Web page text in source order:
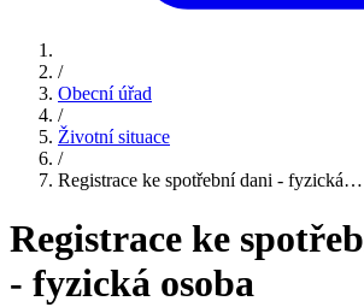
/
Obecní úřad
/
Životní situace
/
Registrace ke spotřební dani - fyzická…
Registrace ke
- fyzická osoba